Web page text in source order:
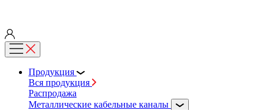
Продукция
Вся продукция
Распродажа
Металлические кабельные каналы